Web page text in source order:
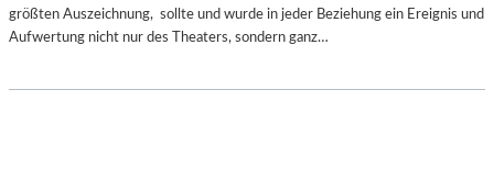
größten Auszeichnung, sollte und wurde in jeder Beziehung ein Ereignis und
Aufwertung nicht nur des Theaters, sondern ganz…